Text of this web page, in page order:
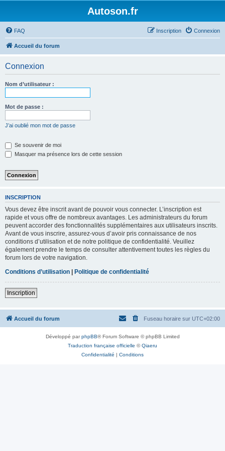
Autoson.fr
FAQ Connexion
Inscription
Accueil du forum
Connexion
Nom d’utilisateur :
Mot de passe :
J’ai oublié mon mot de passe
Se souvenir de moi
Masquer ma présence lors de cette session
INSCRIPTION
Vous devez être inscrit avant de pouvoir vous connecter. L’inscription est
rapide et vous offre de nombreux avantages. Les administrateurs du forum
peuvent accorder des fonctionnalités supplémentaires aux utilisateurs inscrits.
Avant de vous inscrire, assurez-vous d’avoir pris connaissance de nos
conditions d’utilisation et de notre politique de confidentialité. Veuillez
également prendre le temps de consulter attentivement toutes les règles du
forum lors de votre navigation.
Conditions d’utilisation | Politique de confidentialité
Inscription
Accueil du forum Fuseau horaire sur UTC+02:00
Développé parphpBB® Forum Software © phpBB Limited
Traduction française officielle ©Qiaeru
Confidentialité | Conditions